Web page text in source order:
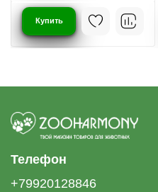
Купить
Телефон
+79920128846